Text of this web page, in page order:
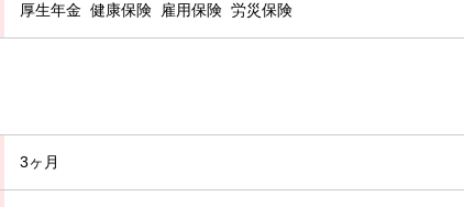
厚生年金 健康保険 雇用保険 労災保険
3ヶ月